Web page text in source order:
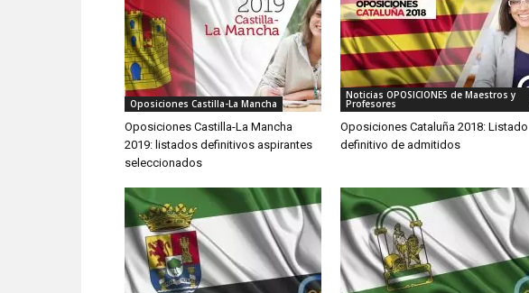
Oposiciones Castilla-La Mancha
Oposiciones Castilla-La Mancha
2019: listados definitivos aspirantes
seleccionados
Noticias OPOSICIONES de Maestros y
Profesores
Oposiciones Cataluña 2018: Listado
definitivo de admitidos